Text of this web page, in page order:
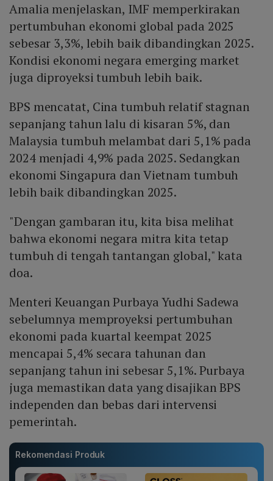
Amalia menjelaskan, IMF memperkirakan
pertumbuhan ekonomi global pada 2025
sebesar 3,3%, lebih baik dibandingkan 2025.
Kondisi ekonomi negara emerging market
juga diproyeksi tumbuh lebih baik.
BPS mencatat, Cina tumbuh relatif stagnan
sepanjang tahun lalu di kisaran 5%, dan
Malaysia tumbuh melambat dari 5,1% pada
2024 menjadi 4,9% pada 2025. Sedangkan
ekonomi Singapura dan Vietnam tumbuh
lebih baik dibandingkan 2025.
"Dengan gambaran itu, kita bisa melihat
bahwa ekonomi negara mitra kita tetap
tumbuh di tengah tantangan global," kata
doa.
Menteri Keuangan Purbaya Yudhi Sadewa
sebelumnya memproyeksi pertumbuhan
ekonomi pada kuartal keempat 2025
mencapai 5,4% secara tahunan dan
sepanjang tahun ini sebesar 5,1%. Purbaya
juga memastikan data yang disajikan BPS
independen dan bebas dari intervensi
pemerintah.
Rekomendasi Produk